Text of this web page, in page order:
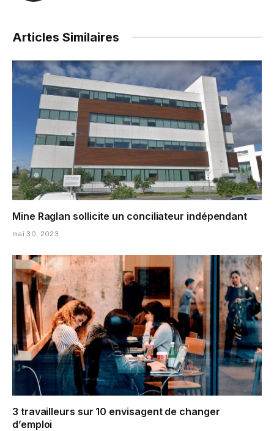
Articles Similaires
Mine Raglan sollicite un conciliateur indépendant
mai 30, 2023
3 travailleurs sur 10 envisagent de changer
d’emploi